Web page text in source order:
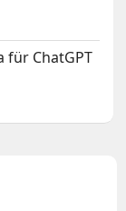
für ChatGPT